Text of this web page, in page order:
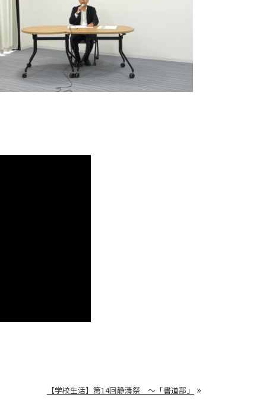
【学校生活】第14回静清祭 ～「書道部」 »